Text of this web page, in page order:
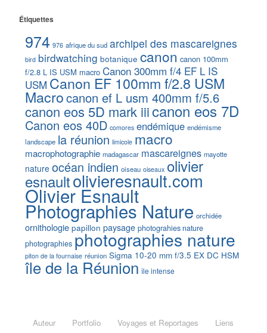
Étiquettes
974 976 afrique du sud archipel des mascareignes
bird birdwatching botanique canon canon 100mm
f/2.8 L IS USM macro Canon 300mm f/4 EF L IS
USM Canon EF 100mm f/2.8 USM
Macrocanon ef L usm 400mm f/5.6
canon eos 5D mark iiicanon eos 7D
Canon eos 40D comores endémique endémisme
landscape la réunion limicole macro
macrophotographie madagascar mascareignes mayotte
nature océan indien oiseau oiseaux olivier
esnaultolivieresnault.com
Olivier Esnault
Photographies Nature orchidée
ornithologie papillon paysage photograhies nature
photographies photographies nature
piton de la fournaise réunion Sigma 10-20 mm f/3.5 EX DC HSM
île de la Réunion île intense
Auteur Portfolio Voyages et Reportages
Liens